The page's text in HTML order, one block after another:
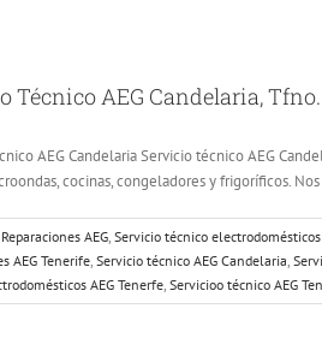
Técnico AEG Candelaria, Tfno.
AEG Candelaria Servicio técnico AEG
cocinas, congeladores y frigoríficos.
Reparaciones AEG, Servicio técnico electrodomésticos
AEG Tenerife, Servicio técnico AEG Candelaria,
AEG Tenerfe, Servicioo técnico AEG